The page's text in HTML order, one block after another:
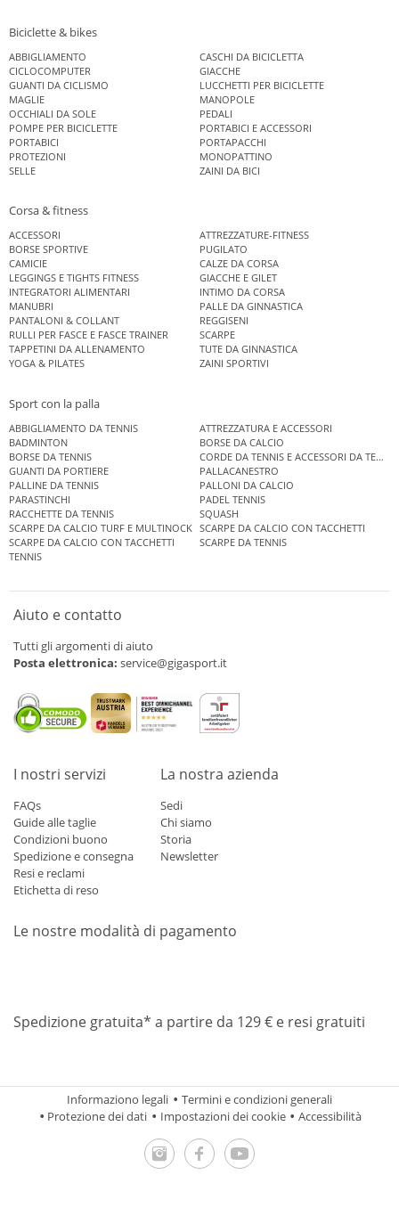
Biciclette & bikes
ABBIGLIAMENTO
CASCHI DA BICICLETTA
CICLOCOMPUTER
GIACCHE
GUANTI DA CICLISMO
LUCCHETTI PER BICICLETTE
MAGLIE
MANOPOLE
OCCHIALI DA SOLE
PEDALI
POMPE PER BICICLETTE
PORTABICI E ACCESSORI
PORTABICI
PORTAPACCHI
PROTEZIONI
MONOPATTINO
SELLE
ZAINI DA BICI
Corsa & fitness
ACCESSORI
ATTREZZATURE-FITNESS
BORSE SPORTIVE
PUGILATO
CAMICIE
CALZE DA CORSA
LEGGINGS E TIGHTS FITNESS
GIACCHE E GILET
INTEGRATORI ALIMENTARI
INTIMO DA CORSA
MANUBRI
PALLE DA GINNASTICA
PANTALONI & COLLANT
REGGISENI
RULLI PER FASCE E FASCE TRAINER
SCARPE
TAPPETINI DA ALLENAMENTO
TUTE DA GINNASTICA
YOGA & PILATES
ZAINI SPORTIVI
Sport con la palla
ABBIGLIAMENTO DA TENNIS
ATTREZZATURA E ACCESSORI
BADMINTON
BORSE DA CALCIO
BORSE DA TENNIS
CORDE DA TENNIS E ACCESSORI DA TENNIS
GUANTI DA PORTIERE
PALLACANESTRO
PALLINE DA TENNIS
PALLONI DA CALCIO
PARASTINCHI
PADEL TENNIS
RACCHETTE DA TENNIS
SQUASH
SCARPE DA CALCIO TURF E MULTINOCK SCARPE DA CALCIO CON TACCHETTI
SCARPE DA CALCIO CON TACCHETTI
SCARPE DA TENNIS
TENNIS
Aiuto e contatto
Tutti gli argomenti di aiuto
Posta elettronica: service@gigasport.it
I nostri servizi
FAQs
Guide alle taglie
Condizioni buono
Spedizione e consegna
Resi e reclami
Etichetta di reso
La nostra azienda
Sedi
Chi siamo
Storia
Newsletter
Le nostre modalità di pagamento
Spedizione gratuita* a partire da 129 € e resi gratuiti
Informaziono legali
Termini e condizioni generali
Protezione dei dati
Impostazioni dei cookie Accessibilità